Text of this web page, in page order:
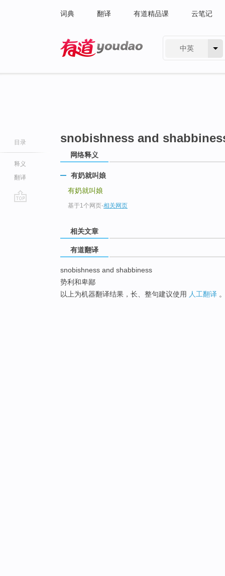
词典 翻译 有道精品课 云笔记
中英
目录
释义
翻译
snobishness and
网络释义
有奶就叫娘
有奶就叫娘
基于1个网页-相关网页
相关文章
有道翻译
snobishness and shabbiness
势利和卑鄙
以上为机器翻译结果，长、整句建议使用 人工翻译